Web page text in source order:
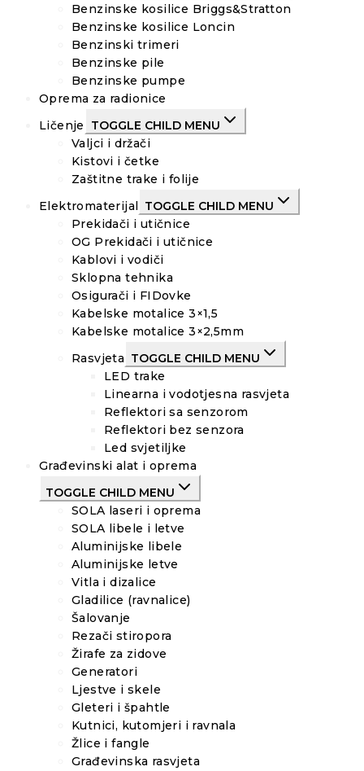
Benzinske kosilice Briggs&Stratton
Benzinske kosilice Loncin
Benzinski trimeri
Benzinske pile
Benzinske pumpe
Oprema za radionice
Ličenje
TOGGLE CHILD MENU
Valjci i držači
Kistovi i četke
Zaštitne trake i folije
Elektromaterijal
TOGGLE CHILD MENU
Prekidači i utičnice
OG Prekidači i utičnice
Kablovi i vodiči
Sklopna tehnika
Osigurači i FIDovke
Kabelske motalice 3×1,5
Kabelske motalice 3×2,5mm
Rasvjeta TOGGLE CHILD MENU
LED trake
Linearna i vodotjesna rasvjeta
Reflektori sa senzorom
Reflektori bez senzora
Led svjetiljke
Građevinski alat i oprema
TOGGLE CHILD MENU
SOLA laseri i oprema
SOLA libele i letve
Aluminijske libele
Aluminijske letve
Vitla i dizalice
Gladilice (ravnalice)
Šalovanje
Rezači stiropora
Žirafe za zidove
Generatori
Ljestve i skele
Gleteri i špahtle
Kutnici, kutomjeri i ravnala
Žlice i fangle
Građevinska rasvjeta